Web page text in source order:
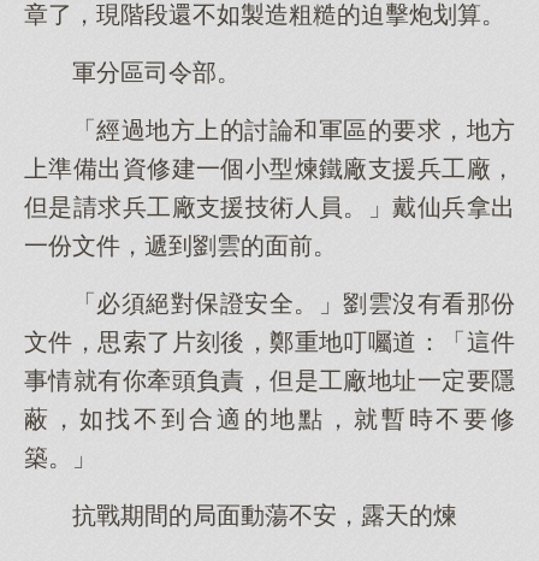
章了，現階段還不如製造粗糙的迫擊炮划算。
軍分區司令部。
「經過地方上的討論和軍區的要求，地方
上準備出資修建一個小型煉鐵廠支援兵工廠，
但是請求兵工廠支援技術人員。」戴仙兵拿出
一份文件，遞到劉雲的面前。
「必須絕對保證安全。」劉雲沒有看那份
文件，思索了片刻後，鄭重地叮囑道：「這件
事情就有你牽頭負責，但是工廠地址一定要隱
蔽，如找不到合適的地點，就暫時不要修
築。」
抗戰期間的局面動蕩不安，露天的煉